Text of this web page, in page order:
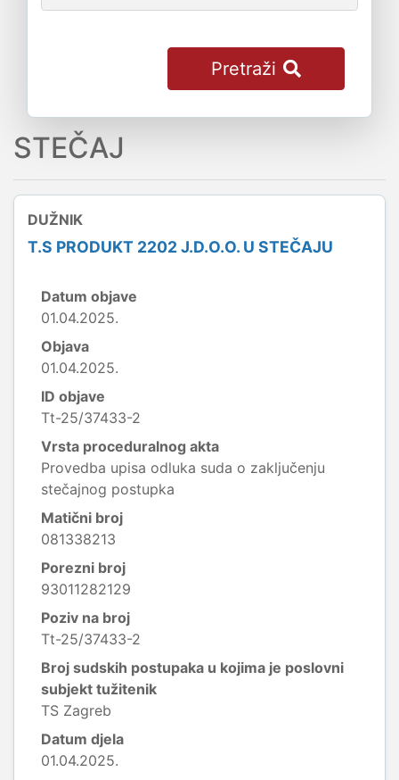
Pretraži
STEČAJ
DUŽNIK
T.S PRODUKT 2202 J.D.O.O. U STEČAJU
Datum objave
01.04.2025.
Objava
01.04.2025.
ID objave
Tt-25/37433-2
Vrsta proceduralnog akta
Provedba upisa odluka suda o zaključenju
stečajnog postupka
Matični broj
081338213
Porezni broj
93011282129
Poziv na broj
Tt-25/37433-2
Broj sudskih postupaka u kojima je poslovni
subjekt tužitenik
TS Zagreb
Datum djela
01.04.2025.